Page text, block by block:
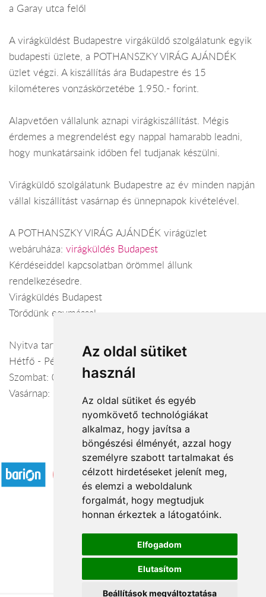
Az oldal sütiket
használ
Az oldal sütiket és egyéb
nyomkövető technológiákat
alkalmaz, hogy javítsa a
böngészési élményét, azzal hogy
személyre szabott tartalmakat és
célzott hirdetéseket jelenít meg,
és elemzi a weboldalunk
forgalmát, hogy megtudjuk
honnan érkeztek a látogatóink.
Elfogadom
Elutasítom
Beállítások megváltoztatása
a Garay utca felől
A virágküldést Budapestre virgáküldő szolgálatunk egyik
budapesti üzlete, a POTHANSZKY VIRÁG AJÁNDÉK
üzlet végzi. A kiszállítás ára Budapestre és 15
kilométeres vonzáskörzetébe 1.950.- forint.
Alapvetően vállalunk aznapi virágkiszállítást. Mégis
érdemes a megrendelést egy nappal hamarabb leadni,
hogy munkatársaink időben fel tudjanak készülni.
Virágküldő szolgálatunk Budapestre az év minden napján
vállal kiszállítást vasárnap és ünnepnapok kivételével.
A POTHANSZKY VIRÁG AJÁNDÉK virágüzlet
webáruháza: virágküldés Budapest
Kérdéseiddel kapcsolatban örömmel állunk
rendelkezésedre.
Virágküldés Budapest
Törődünk egymással
Nyitva tartás:
Hétfő - Péntek: 09:00-20:00
Szombat: 09:00-19:00
Vasárnap: 10:00-14:00
Elfogadott fizetési módok
Á.SZ.F.
Impresszum
Adatkezelési tájékoztató